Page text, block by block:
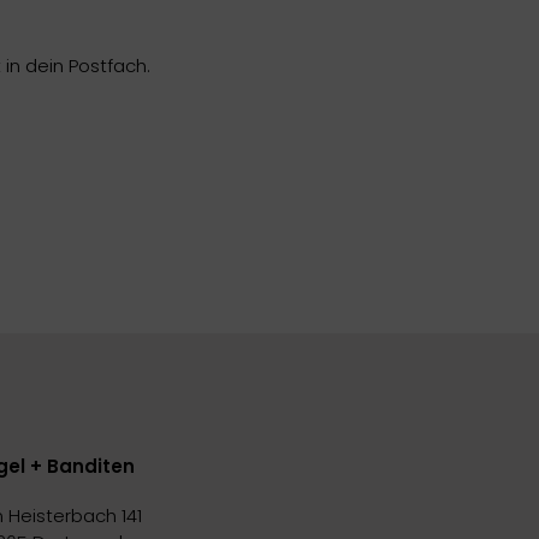
dein Postfach.
+ Banditen
Heisterbach 141